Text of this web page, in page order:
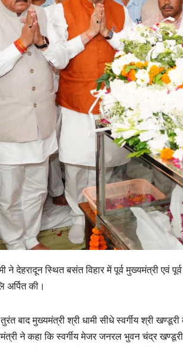
ने देहरादून स्थित बसंत विहार में पूर्व मुख्यमंत्री एवं
अर्पित की।
बाद मुख्यमंत्री श्री धामी सीधे स्वर्गीय श्री
ने कहा कि स्वर्गीय मेजर जनरल भुवन चंद्र